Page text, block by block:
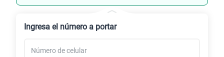
Ingresa el número a portar